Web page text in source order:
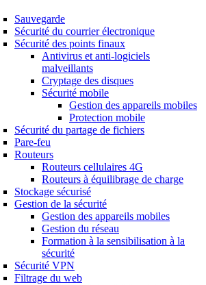
Sauvegarde
Sécurité du courrier électronique
Sécurité des points finaux
Antivirus et anti-logiciels
malveillants
Cryptage des disques
Sécurité mobile
Gestion des appareils mobiles
Protection mobile
Sécurité du partage de fichiers
Pare-feu
Routeurs
Routeurs cellulaires 4G
Routeurs à équilibrage de charge
Stockage sécurisé
Gestion de la sécurité
Gestion des appareils mobiles
Gestion du réseau
Formation à la sensibilisation à la
sécurité
Sécurité VPN
Filtrage du web